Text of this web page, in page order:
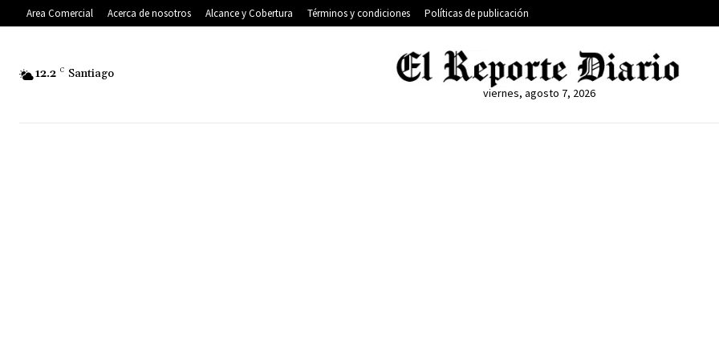
Area Comercial Acerca de nosotros Alcance y Cobertura Términos y condiciones Políticas de publicación
12.2 C Santiago
viernes, agosto 7, 2026